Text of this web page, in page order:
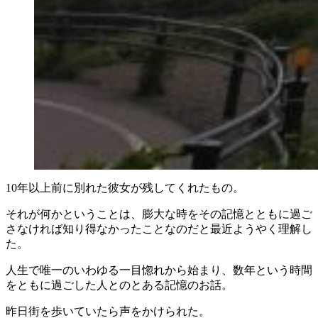
10年以上前に別れた彼女が残してくれたもの。
それが何かということは、膨大な時をその記憶とともに過ご
さなければ知り得なかったことなのだと最近ようやく理解し
た。
人生で唯一のいわゆる一目惚れから始まり、数年という時間
をともに過ごした人とのとある記憶のお話。
昨日街を歩いていたら声をかけられた。